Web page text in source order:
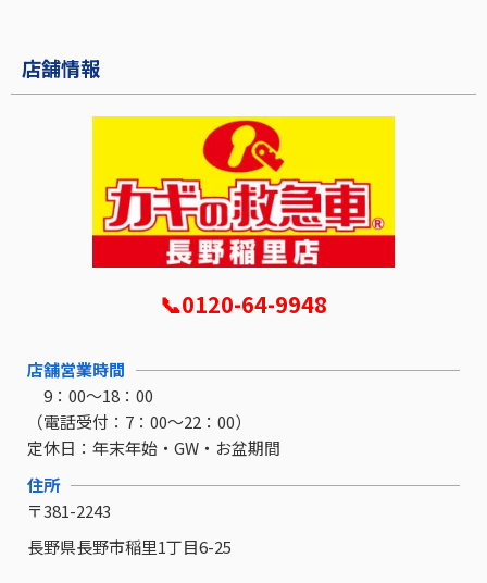
店舗情報
📞0120-64-9948
店舗営業時間
9：00～18：00
（電話受付：7：00～22：00）
定休日： 年末年始・GW・お盆期間
住所
〒381-2243
長野県長野市稲里1丁目6-25